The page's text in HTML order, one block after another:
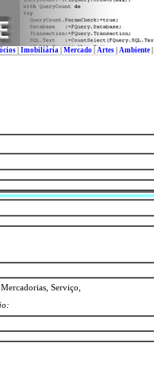
Imobiliária Mercado Artes Ambiente
Serviço,